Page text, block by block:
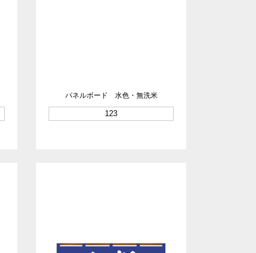
パネルボード 水色・無洗米
123